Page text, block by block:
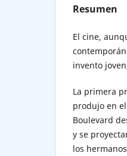
Resumen
El cine,
invento
La primera
produjo en
Boulevard
y se
los